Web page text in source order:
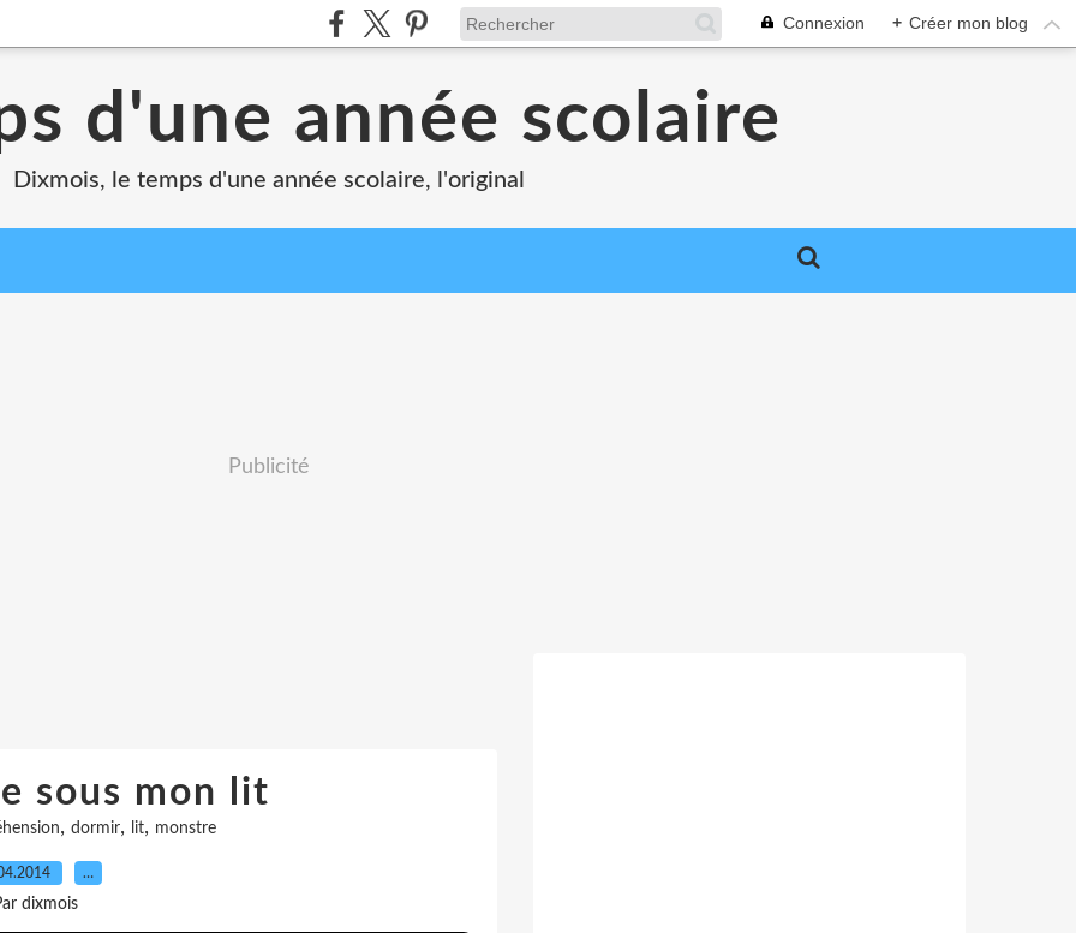
Connexion + Créer mon blog
d'une année scolaire
Dixmois, le temps d'une année scolaire, l'original
Publicité
sous mon lit
, dormir, lit, monstre
…
dixmois